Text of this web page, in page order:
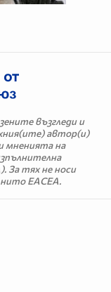
възгледи и
автор(и)
мненията на
За тях не носи
EACEA.